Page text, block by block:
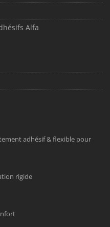
Alfa
adhésif & flexible pour
rigide